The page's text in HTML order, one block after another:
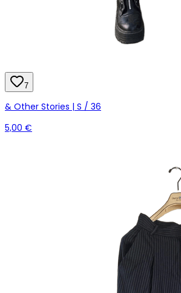
7
& Other Stories | S / 36
5,00 €